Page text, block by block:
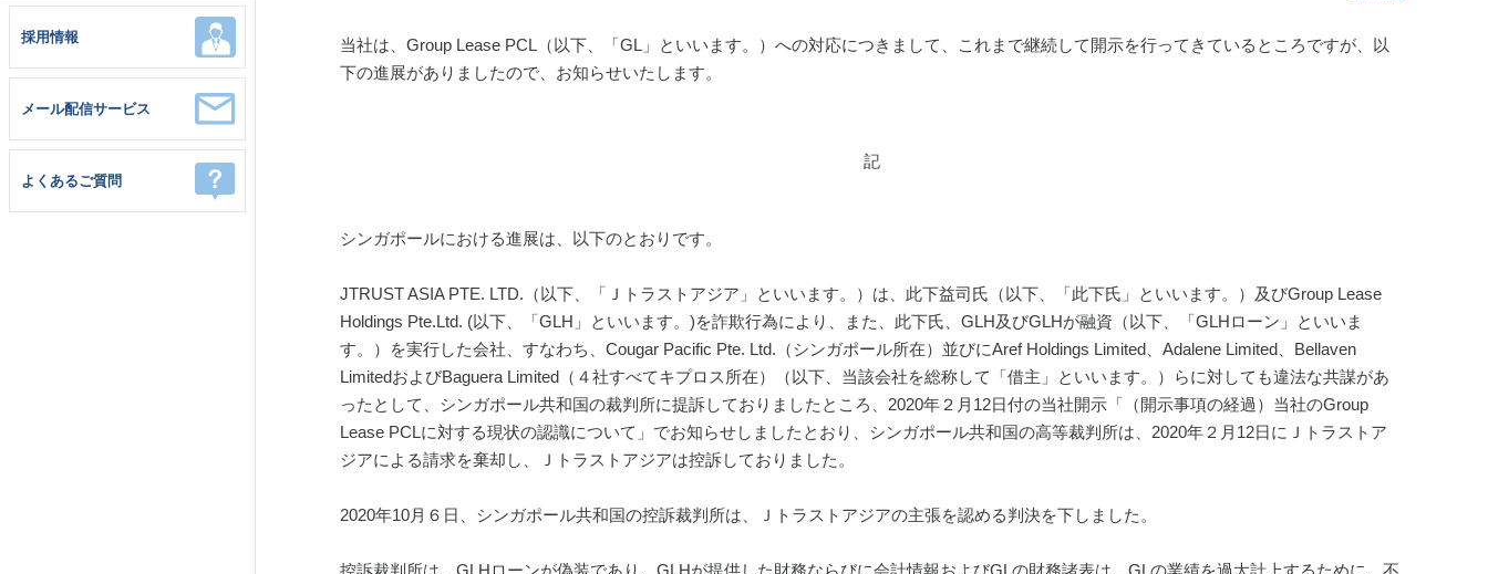
採用情報
メール配信サービス
よくあるご質問
当社は、Group Lease PCL（以下、「GL」といいます。）への対応につきまして、これまで継続して開示を行ってきているところですが、以
下の進展がありましたので、お知らせいたします。
記
シンガポールにおける進展は、以下のとおりです。
JTRUST ASIA PTE. LTD.（以下、「Ｊトラストアジア」といいます。）は、此下益司氏（以下、「此下氏」といいます。）及びGroup Lease
Holdings Pte.Ltd. (以下、「GLH」といいます。)を詐欺行為により、また、此下氏、GLH及びGLHが融資（以下、「GLHローン」といいま
す。）を実行した会社、すなわち、Cougar Pacific Pte. Ltd.（シンガポール所在）並びにAref Holdings Limited、Adalene Limited、Bellaven
LimitedおよびBaguera Limited（４社すべてキプロス所在）（以下、当該会社を総称して「借主」といいます。）らに対しても違法な共謀があ
ったとして、シンガポール共和国の裁判所に提訴しておりましたところ、2020年２月12日付の当社開示「（開示事項の経過）当社のGroup
Lease PCLに対する現状の認識について」でお知らせしましたとおり、シンガポール共和国の高等裁判所は、2020年２月12日にＪトラストア
ジアによる請求を棄却し、Ｊトラストアジアは控訴しておりました。
2020年10月６日、シンガポール共和国の控訴裁判所は、Ｊトラストアジアの主張を認める判決を下しました。